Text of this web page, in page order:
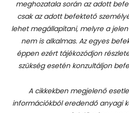
meghozatala során az adott
csak az adott befektető
lehet megállapítani, melyre a
nem is alkalmas. Az egyes
éppen ezért tájékozódjon
szükség esetén konzultáljon
A cikkekben megjelenő
információkból eredendő anyagi